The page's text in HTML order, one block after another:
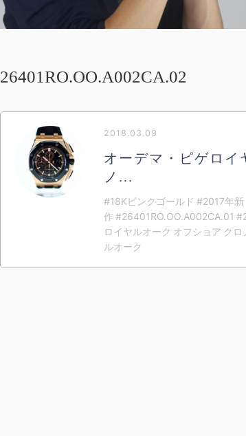
26401RO.OO.A002CA.02
2018.03.09
オーデマ・ピゲロイ
ノ...
#18Kピンクゴールド #2017年新
作 #26401RO.OO.A002CA.01
ロイヤルオーク オフショア ク
ルオーク